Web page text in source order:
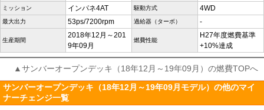
ミッション インパネ4AT 駆動方式 4WD
最大出力 53ps/7200rpm 過給器（ターボ） -
生産期間
2018年12月～201
9年09月
燃費性能
H27年度燃費基準
+10%達成
▲サンバーオープンデッキ（18年12月～19年09月）の燃費TOPへ
サンバーオープンデッキ（18年12月～19年09月モデル）の他のマイ
ナーチェンジ一覧